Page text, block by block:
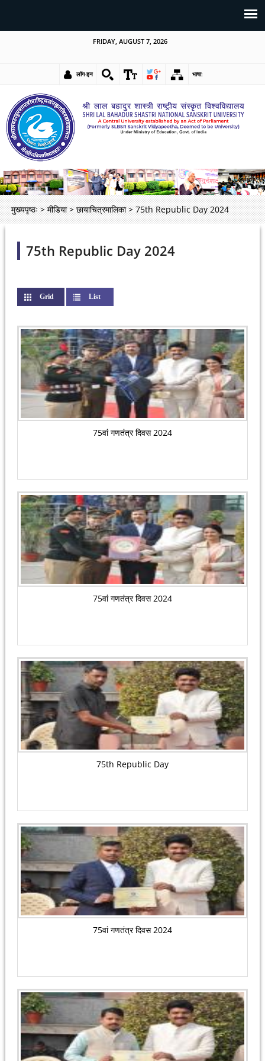
FRIDAY, AUGUST 7, 2026
लॉग-इन भाषा:
मुख्यपृष्ठः > मीडिया > छायाचित्रमालिका > 75th Republic Day 2024
75th Republic Day 2024
Grid (active tab) List
75वां गणतंत्र दिवस 2024
75वां गणतंत्र दिवस 2024
75th Republic Day
75वां गणतंत्र दिवस 2024